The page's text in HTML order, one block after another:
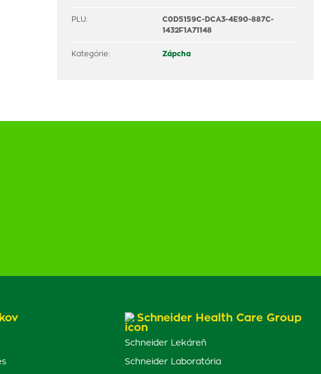
PLU:
C0D5159C-DCA3-4E90-887C-
1432F1A71148
Kategórie: Zápcha
Schneider Health Care Group
Schneider Lekáreň
Schneider Laboratória